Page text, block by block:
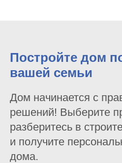
Постройте дом
вашей семьи
Дом начинается с
решений! Выберите
разберитесь в
и получите
дома.